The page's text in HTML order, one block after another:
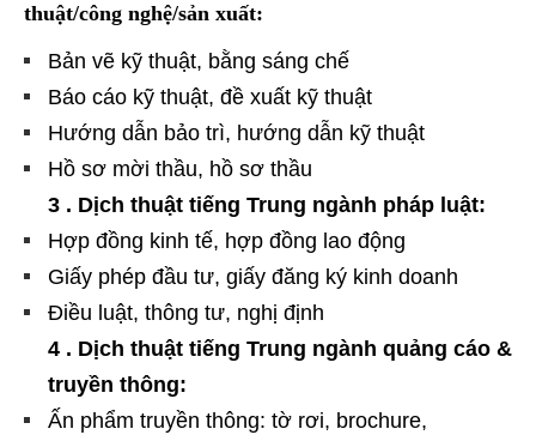
thuật/công nghệ/sản xuất:
Bản vẽ kỹ thuật, bằng sáng chế
Báo cáo kỹ thuật, đề xuất kỹ thuật
Hướng dẫn bảo trì, hướng dẫn kỹ thuật
Hồ sơ mời thầu, hồ sơ thầu
3 . Dịch thuật tiếng Trung ngành pháp luật:
Hợp đồng kinh tế, hợp đồng lao động
Giấy phép đầu tư, giấy đăng ký kinh doanh
Điều luật, thông tư, nghị định
4 . Dịch thuật tiếng Trung ngành quảng cáo &
truyền thông:
Ấn phẩm truyền thông: tờ rơi, brochure,